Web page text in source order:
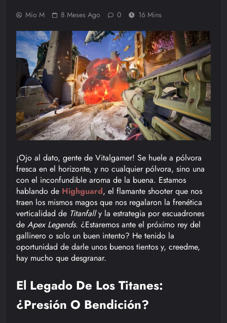
Mio M 8 Meses Ago 0 16 Mins
¡Ojo al dato, gente de Vitalgamer! Se huele a pólvora
fresca en el horizonte, y no cualquier pólvora, sino una
con el inconfundible aroma de la buena. Estamos
hablando de Highguard, el flamante shooter que nos
traen los mismos magos que nos regalaron la frenética
verticalidad de Titanfally la estrategia por escuadrones
de Apex Legends. ¿Estaremos ante el próximo rey del
gallinero o solo un buen intento? He tenido la
oportunidad de darle unos buenos tientos y, creedme,
hay mucho que desgranar.
El Legado De Los Titanes:
¿Presión O Bendición?